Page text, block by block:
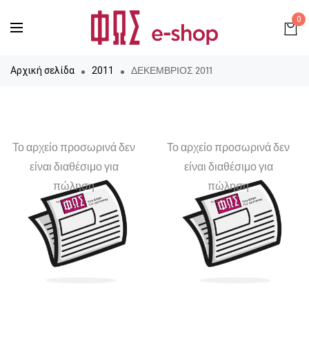
0
Αρχική σελίδα 2011 ΔΕΚΕΜΒΡΙΟΣ 2011
Το αρχείο προσωρινά δεν
είναι διαθέσιμο για
πώληση
Το αρχείο προσωρινά δεν
είναι διαθέσιμο για
πώληση